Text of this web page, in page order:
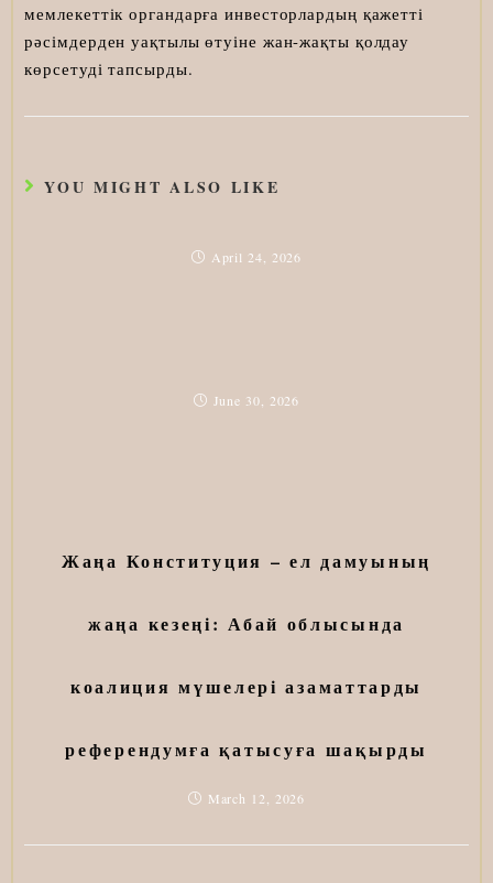
мемлекеттік органдарға инвесторлардың қажетті
рәсімдерден уақтылы өтуіне жан-жақты қолдау
көрсетуді тапсырды.
YOU MIGHT ALSO LIKE
April 24, 2026
June 30, 2026
Жаңа Конституция – ел дамуының
жаңа кезеңі: Абай облысында
коалиция мүшелері азаматтарды
референдумға қатысуға шақырды
March 12, 2026